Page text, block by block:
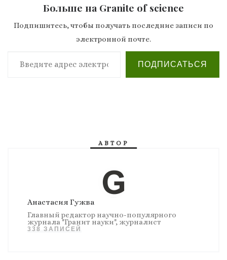
Больше на Granite of science
Подпишитесь, чтобы получать последние записи по
электронной почте.
Введите адрес электронной почты…
ПОДПИСАТЬСЯ
АВТОР
Анастасия Гужва
Главный редактор научно-популярного
журнала "Гранит науки", журналист
338 ЗАПИСЕЙ